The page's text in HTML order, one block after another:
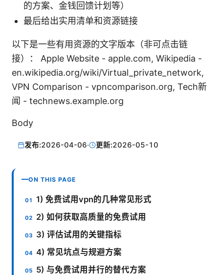
的方案、金钱回馈计划等）
最后给出实用清单和资源链接
以下是一些有用资源的文字版本（非可点击链
接）： Apple Website - apple.com, Wikipedia -
en.wikipedia.org/wiki/Virtual_private_network,
VPN Comparison - vpncomparison.org, Tech新
闻 - technews.example.org
Body
发布:2026-04-06· 更新:2026-05-10
ON THIS PAGE
1) 免费试用vpn的几种常见形式
2) 如何获取高质量的免费试用
3) 评估试用的关键指标
4) 常见坑点与规避方案
5) 与免费试用并行的替代方案